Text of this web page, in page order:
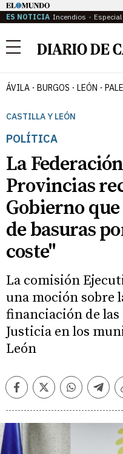
ES NOTICIA Incendios
Menú
ÁVILA BURGOS LEÓN
CASTILLA Y LEÓN
POLÍTICA
La
Provincias
Gobierno
de basuras
coste"
La comisión
una moción sobre
financiación de las
Justicia en los
León
FacebookTwitterWhatsapp